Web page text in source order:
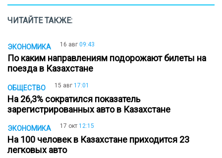
ЧИТАЙТЕ ТАКЖЕ:
ЭКОНОМИКА 16 авг 09:43
По каким направлениям подорожают билеты на
поезда в Казахстане
ОБЩЕСТВО 15 авг 17:01
На 26,3% сократился показатель
зарегистрированных авто в Казахстане
ЭКОНОМИКА 17 окт 12:15
На 100 человек в Казахстане приходится 23
легковых авто